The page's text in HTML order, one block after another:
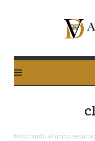
Mostrando el único